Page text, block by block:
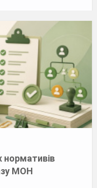
нормативів
МОН